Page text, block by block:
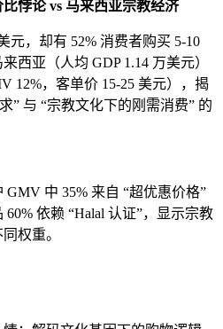
悖论 vs 马来西亚宗教经济
元，却有 52% 消费者购买 5-10
西亚（人均 GDP 1.14 万美元）
12%，客单价 15-25 美元），揭
” 与 “宗教文化下的刚需消费” 的
中 35% 来自 “超优惠价格”
依赖 “Halal 认证”，显示宗教
权重。